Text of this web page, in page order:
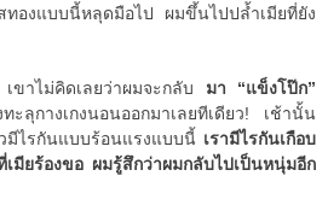
องแบบนี้หลุดมือไป ผมขึ้นไปปล้ำเมียที่ยัง
ขาไม่คิดเลยว่าผมจะกลับ มา “แข็งโป๊ก”
ลุกางเกงนอนออกมาเลยทีเดียว! เช้านั้น
มีไรกันแบบร้อนแรงแบบนี้ เรามีไรกันเกือบ
มียร้องขอ ผมรู้สึกว่าผมกลับไปเป็นหนุ่มอีก